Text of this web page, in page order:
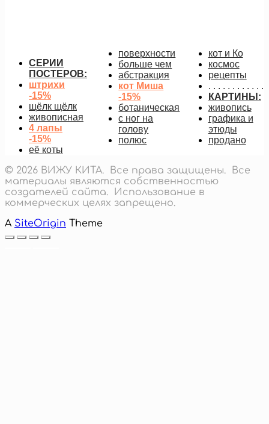
СЕРИИ
ПОСТЕРОВ:
штрихи
-15%
щёлк щёлк
живописная
4 лапы
-15%
её коты
поверхности
больше чем
абстракция
кот Миша
-15%
ботаническая
с ног на
голову
полюс
кот и Ко
космос
рецепты
. . . . . . . . . . . .
КАРТИНЫ:
живопись
графика и
этюды
продано
© 2026 ВИЖУ КИТА. Все права защищены. Все
материалы являются собственностью
создателей сайта. Использование в
коммерческих целях запрещено.
A SiteOrigin Theme